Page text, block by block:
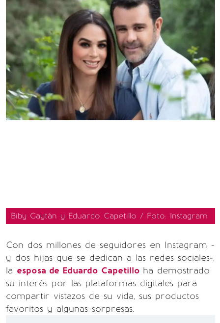
Biby Gaytán y Eduardo Capetillo / Foto: Instagram
Con dos millones de seguidores en Instagram -
y dos hijas que se dedican a las redes sociales-,
la esposa de Eduardo Capetillo ha demostrado
su interés por las plataformas digitales para
compartir vistazos de su vida, sus productos
favoritos y algunas sorpresas.